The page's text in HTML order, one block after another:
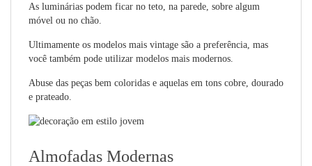
As luminárias podem ficar no teto, na parede, sobre algum
móvel ou no chão.
Ultimamente os modelos mais vintage são a preferência, mas
você também pode utilizar modelos mais modernos.
Abuse das peças bem coloridas e aquelas em tons cobre, dourado
e prateado.
Almofadas Modernas